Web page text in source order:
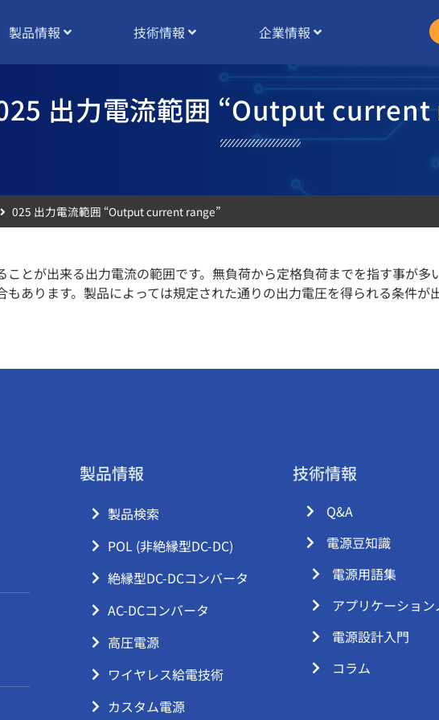
製品情報 技術情報 企業情報
出力電流範囲 “Output current
025 出力電流範囲 “Output current range”
ことが出来る出力電流の範囲です。無負荷から定格負荷までを指す事が
もあります。製品によっては規定された通りの出力電圧を得られる条件が
製品情報
製品検索
POL (非絶縁型DC-DC)
絶縁型DC-DCコンバータ
AC-DCコンバータ
高圧電源
ワイヤレス給電技術
カスタム電源
技術情報
Q&A
電源豆知識
電源用語集
アプリケーション
電源設計入門
コラム